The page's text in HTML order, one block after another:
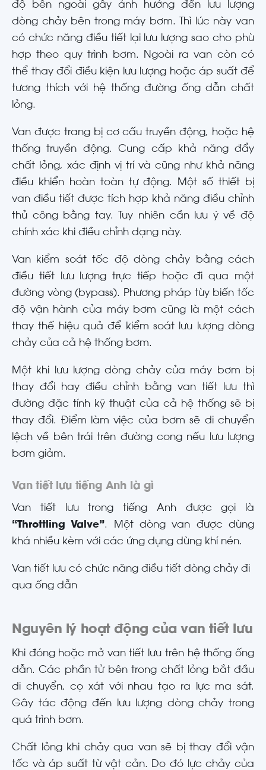
độ bên ngoài gây ảnh hưởng đến lưu lượng
dòng chảy bên trong máy bơm. Thì lúc này van
có chức năng điều tiết lại lưu lượng sao cho phù
hợp theo quy trình bơm. Ngoài ra van còn có
thể thay đổi điều kiện lưu lượng hoặc áp suất để
tương thích với hệ thống đường ống dẫn chất
lỏng.
Van được trang bị cơ cấu truyền động, hoặc hệ
thống truyền động. Cung cấp khả năng đẩy
chất lỏng, xác định vị trí và cũng như khả năng
điều khiển hoàn toàn tự động. Một số thiết bị
van điều tiết được tích hợp khả năng điều chỉnh
thủ công bằng tay. Tuy nhiên cần lưu ý về độ
chính xác khi điều chỉnh dạng này.
Van kiểm soát tốc độ dòng chảy bằng cách
điều tiết lưu lượng trực tiếp hoặc đi qua một
đường vòng (bypass). Phương pháp tùy biến tốc
độ vận hành của máy bơm cũng là một cách
thay thế hiệu quả để kiểm soát lưu lượng dòng
chảy của cả hệ thống bơm.
Một khi lưu lượng dòng chảy của máy bơm bị
thay đổi hay điều chỉnh bằng van tiết lưu thì
đường đặc tính kỹ thuật của cả hệ thống sẽ bị
thay đổi. Điểm làm việc của bơm sẽ di chuyển
lệch về bên trái trên đường cong nếu lưu lượng
bơm giảm.
Van tiết lưu tiếng Anh là gì
Van tiết lưu trong tiếng Anh được gọi là
“Throttling Valve”. Một dòng van được dùng
khá nhiều kèm với các ứng dụng dùng khí nén.
Van tiết lưu có chức năng điều tiết dòng chảy đi
qua ống dẫn
Nguyên lý hoạt động của van tiết lưu
Khi đóng hoặc mở van tiết lưu trên hệ thống ống
dẫn. Các phần tử bên trong chất lỏng bắt đầu
di chuyển, cọ xát với nhau tạo ra lực ma sát.
Gây tác động đến lưu lượng dòng chảy trong
quá trình bơm.
Chất lỏng khi chảy qua van sẽ bị thay đổi vận
tốc và áp suất từ vật cản. Do đó lực chảy của